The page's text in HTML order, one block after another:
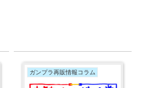
ガンプラ再販情報コラム